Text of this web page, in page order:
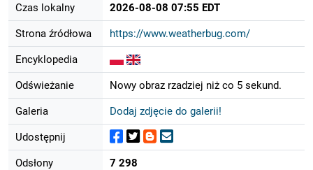
Czas lokalny 2026-08-08 07:55 EDT
Strona źródłowa https://www.weatherbug.com/
Encyklopedia
Odświeżanie Nowy obraz rzadziej niż co 5 sekund.
Galeria Dodaj zdjęcie do galerii!
Udostępnij
Odsłony 7 298